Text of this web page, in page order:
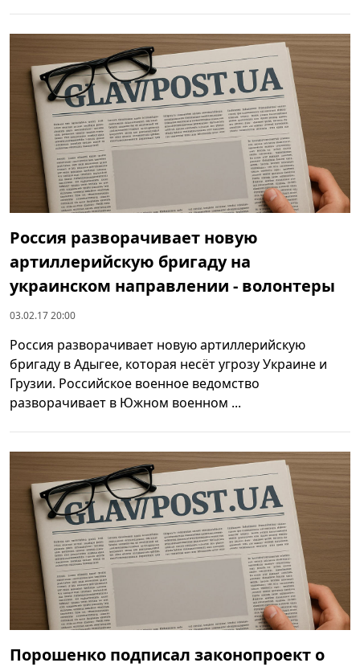
Россия разворачивает новую
артиллерийскую бригаду на
украинском направлении - волонтеры
03.02.17 20:00
Россия разворачивает новую артиллерийскую
бригаду в Адыгее, которая несёт угрозу Украине и
Грузии. Российское военное ведомство
разворачивает в Южном военном ...
Порошенко подписал законопроект о